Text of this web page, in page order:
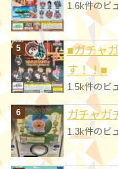
1.6k件のビ
■ガチャ
す！！■
1.5k件のビ
ガチャガ
1.3k件のビ